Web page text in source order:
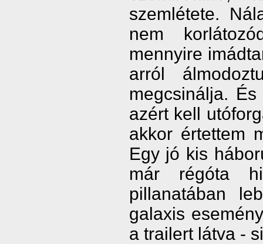
szemlétete.
nem
mennyire
arról
megcsinálja.
azért kell
akkor értettem
Egy jó kis
már régóta
pillanatában
galaxis
a trailert látva -